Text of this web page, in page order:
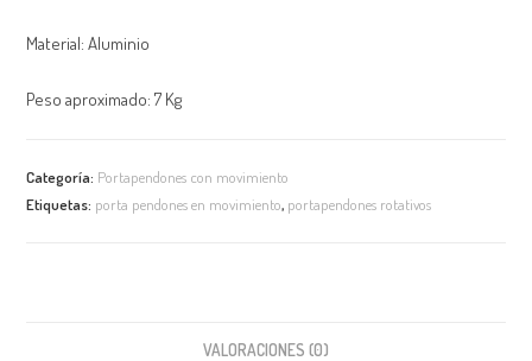
Material: Aluminio
Peso aproximado: 7 Kg
Categoría: Portapendones con movimiento
Etiquetas: porta pendones en movimiento, portapendones rotativos
VALORACIONES (0)